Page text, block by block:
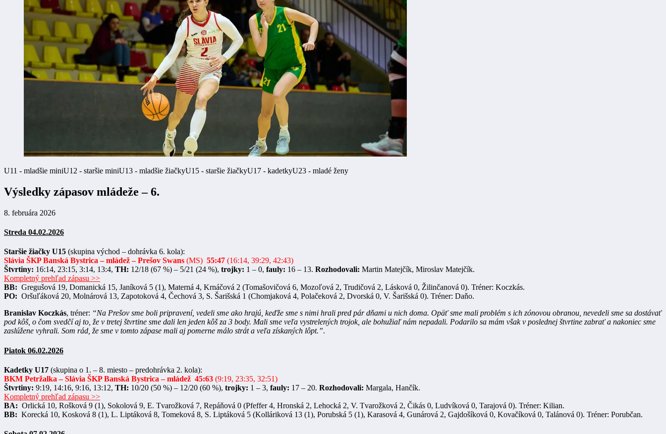
U11 - mladšie miniU12 - staršie miniU13 - mladšie žiačkyU15 - staršie žiačkyU17 - kadetkyU23 - mladé ženy
Výsledky zápasov mládeže – 6.
8. februára 2026
Streda 04.02.2026
Staršie žiačky U15 (skupina východ – dohrávka 6. kola):
Slávia ŠKP Banská Bystrica – mládež – Prešov Swans (MS) 55:47 (16:14, 39:29, 42:43)
Štvrtiny: 16:14, 23:15, 3:14, 13:4, TH: 12/18 (67 %) – 5/21 (24 %), trojky: 1 – 0, fauly: 16 – 13. Rozhodovali: Martin Matejčík, Miroslav Matejčík.
Kompletný prehľad zápasu >>
BB: Gregušová 19, Domanická 15, Janíková 5 (1), Materná 4, Krnáčová 2 (Tomašovičová 6, Mozoľová 2, Trudičová 2, Lásková 0, Žilinčanová 0). Tréner: Koczkás.
PO: Oršuľáková 20, Molnárová 13, Zapotoková 4, Čechová 3, S. Šarišská 1 (Chomjaková 4, Polačeková 2, Dvorská 0, V. Šarišská 0). Tréner: Daňo.
Branislav Koczkás, tréner: “Na Prešov sme boli pripravení, vedeli sme ako hrajú, keďže sme s nimi hrali pred pár dňami u nich doma. Opäť sme mali problém s ich zónovou obranou, nevedeli sme sa dostávať
pod kôš, o čom svedčí aj to, že v tretej štvrtine sme dali len jeden kôš za 3 body. Mali sme veľa vystrelených trojok, ale bohužiaľ nám nepadali. Podarilo sa mám však v poslednej štvrtine zabrať a nakoniec sme
zaslúžene vyhrali. Som rád, že sme v tomto zápase mali aj pomerne málo strát a veľa získaných lôpt.”.
Piatok 06.02.2026
Kadetky U17 (skupina o 1. – 8. miesto – predohrávka 2. kola):
BKM Petržalka – Slávia ŠKP Banská Bystrica – mládež 45:63 (9:19, 23:35, 32:51)
Štvrtiny: 9:19, 14:16, 9:16, 13:12, TH: 10/20 (50 %) – 12/20 (60 %), trojky: 1 – 3, fauly: 17 – 20. Rozhodovali: Margala, Hančík.
Kompletný prehľad zápasu >>
BA: Orlická 10, Rošková 9 (1), Sokolová 9, E. Tvarožková 7, Repáňová 0 (Pfeffer 4, Hronská 2, Lehocká 2, V. Tvarožková 2, Čikás 0, Ludvíková 0, Tarajová 0). Tréner: Kilian.
BB: Korecká 10, Kosková 8 (1), L. Liptáková 8, Tomeková 8, S. Liptáková 5 (Kolláriková 13 (1), Porubská 5 (1), Karasová 4, Gunárová 2, Gajdošíková 0, Kovačíková 0, Talánová 0). Tréner: Porubčan.